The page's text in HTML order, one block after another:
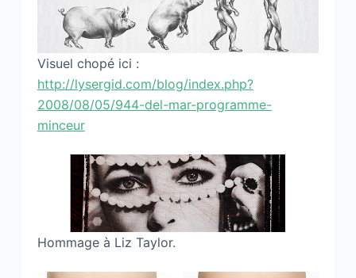
Visuel chopé ici :
http://lysergid.com/blog/index.php?
2008/08/05/944-del-mar-programme-
minceur
Hommage à Liz Taylor.